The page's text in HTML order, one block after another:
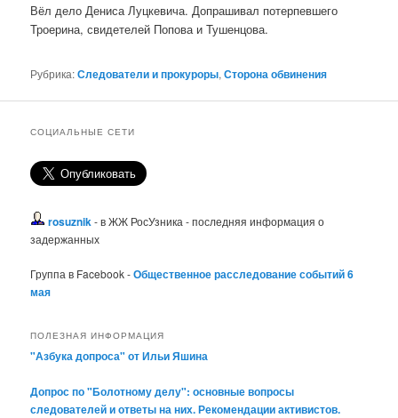
Вёл дело Дениса Луцкевича. Допрашивал потерпевшего
Троерина, свидетелей Попова и Тушенцова.
Рубрика:Следователи и прокуроры,Сторона обвинения
СОЦИАЛЬНЫЕ СЕТИ
rosuznik- в ЖЖ РосУзника - последняя информация о
задержанных
Группа в Facebook -Общественное расследование событий 6
мая
ПОЛЕЗНАЯ ИНФОРМАЦИЯ
"Азбука допроса" от Ильи Яшина
Допрос по "Болотному делу": основные вопросы
следователей и ответы на них. Рекомендации активистов.